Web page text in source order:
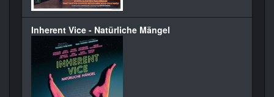
Inherent Vice - Natürliche Mängel